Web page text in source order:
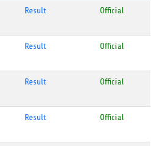
Result Official
Result Official
Result Official
Result Official